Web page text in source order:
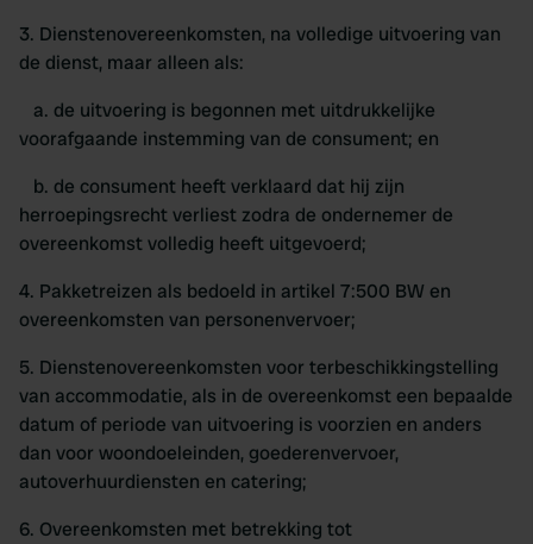
3. Dienstenovereenkomsten, na volledige uitvoering van
de dienst, maar alleen als:
a. de uitvoering is begonnen met uitdrukkelijke
voorafgaande instemming van de consument; en
b. de consument heeft verklaard dat hij zijn
herroepingsrecht verliest zodra de ondernemer de
overeenkomst volledig heeft uitgevoerd;
4. Pakketreizen als bedoeld in artikel 7:500 BW en
overeenkomsten van personenvervoer;
5. Dienstenovereenkomsten voor terbeschikkingstelling
van accommodatie, als in de overeenkomst een bepaalde
datum of periode van uitvoering is voorzien en anders
dan voor woondoeleinden, goederenvervoer,
autoverhuurdiensten en catering;
6. Overeenkomsten met betrekking tot